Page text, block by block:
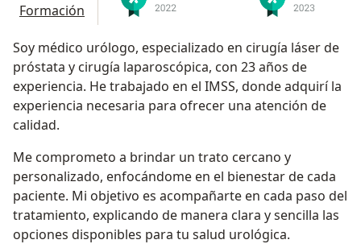
Formación
Soy médico urólogo, especializado en cirugía láser de
próstata y cirugía laparoscópica, con 23 años de
experiencia. He trabajado en el IMSS, donde adquirí la
experiencia necesaria para ofrecer una atención de
calidad.
Me comprometo a brindar un trato cercano y
personalizado, enfocándome en el bienestar de cada
paciente. Mi objetivo es acompañarte en cada paso del
tratamiento, explicando de manera clara y sencilla las
opciones disponibles para tu salud urológica.